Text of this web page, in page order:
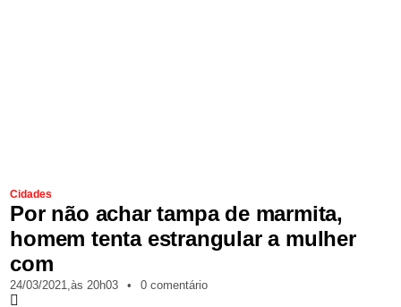
Cidades
Por não achar tampa de marmita,
homem tenta estrangular a mulher
com
24/03/2021,às 20h03 • 0 comentário